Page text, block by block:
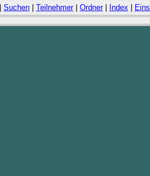
Suchen Teilnehmer| Ordner| Index